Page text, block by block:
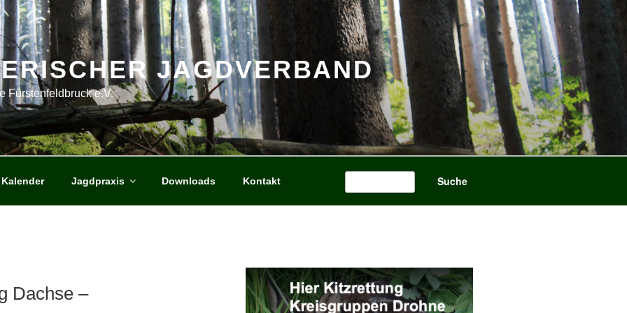
JAGDVERBAND
Fürstenfeldbruck e.V.
Kalender Jagdpraxis Downloads Search
Kontakt
Dachse –